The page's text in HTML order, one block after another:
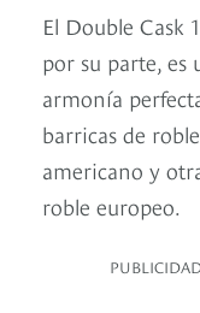
El Double Cask
por su parte, es
armonía
barricas de roble
americano y
roble europeo.